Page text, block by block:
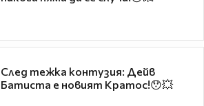
След тежка контузия: Дейв
Батиста е новият Кратос!😯💥